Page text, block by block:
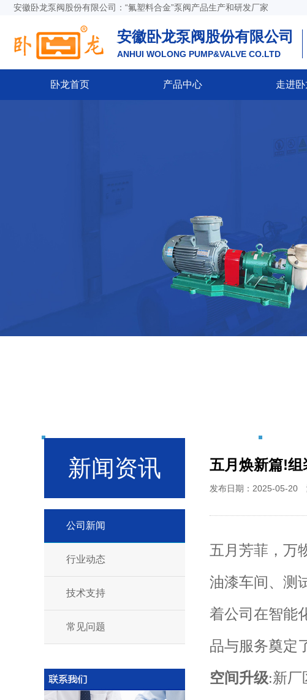
安徽卧龙泵阀股份有限公司：“氟塑料合金”泵阀产品生产和研发厂家
安徽卧龙泵阀股份有限公司
ANHUI WOLONG PUMP&VALVE CO.LTD
卧龙首页 产品中心 走进卧
新闻资讯
公司新闻
行业动态
技术支持
常见问题
五月焕新篇!
发布日期：2025-05-20
五月芳菲，万
油漆车间、测
着公司在智能
品与服务奠定
空间升级:新厂